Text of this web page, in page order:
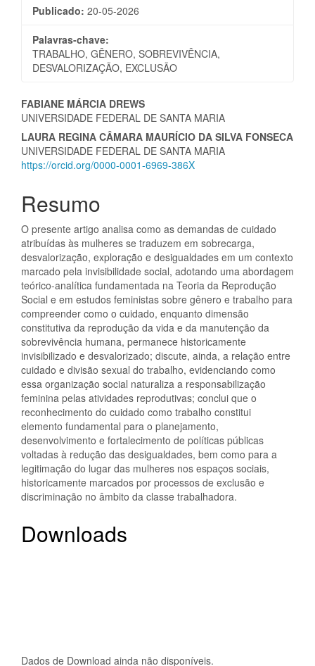
Publicado: 20-05-2026
Palavras-chave:
TRABALHO, GÊNERO, SOBREVIVÊNCIA,
DESVALORIZAÇÃO, EXCLUSÃO
Conteúdo
do
artigo
principal
FABIANE MÁRCIA DREWS
UNIVERSIDADE FEDERAL DE SANTA MARIA
LAURA REGINA CÂMARA MAURÍCIO DA SILVA FONSECA
UNIVERSIDADE FEDERAL DE SANTA MARIA
https://orcid.org/0000-0001-6969-386X
Resumo
O presente artigo analisa como as demandas de cuidado
atribuídas às mulheres se traduzem em sobrecarga,
desvalorização, exploração e desigualdades em um contexto
marcado pela invisibilidade social, adotando uma abordagem
teórico-analítica fundamentada na Teoria da Reprodução
Social e em estudos feministas sobre gênero e trabalho para
compreender como o cuidado, enquanto dimensão
constitutiva da reprodução da vida e da manutenção da
sobrevivência humana, permanece historicamente
invisibilizado e desvalorizado; discute, ainda, a relação entre
cuidado e divisão sexual do trabalho, evidenciando como
essa organização social naturaliza a responsabilização
feminina pelas atividades reprodutivas; conclui que o
reconhecimento do cuidado como trabalho constitui
elemento fundamental para o planejamento,
desenvolvimento e fortalecimento de políticas públicas
voltadas à redução das desigualdades, bem como para a
legitimação do lugar das mulheres nos espaços sociais,
historicamente marcados por processos de exclusão e
discriminação no âmbito da classe trabalhadora.
Downloads
Dados de Download ainda não disponíveis.